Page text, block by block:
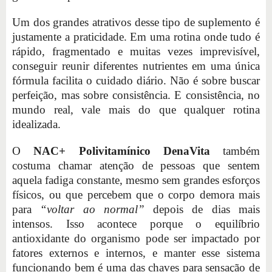
Um dos grandes atrativos desse tipo de suplemento é
justamente a praticidade. Em uma rotina onde tudo é
rápido, fragmentado e muitas vezes imprevisível,
conseguir reunir diferentes nutrientes em uma única
fórmula facilita o cuidado diário. Não é sobre buscar
perfeição, mas sobre consistência. E consistência, no
mundo real, vale mais do que qualquer rotina
idealizada.
ONAC+ Polivitamínico DenaVita também
costuma chamar atenção de pessoas que sentem
aquela fadiga constante, mesmo sem grandes esforços
físicos, ou que percebem que o corpo demora mais
para “voltar ao normal” depois de dias mais
intensos. Isso acontece porque o equilíbrio
antioxidante do organismo pode ser impactado por
fatores externos e internos, e manter esse sistema
funcionando bem é uma das chaves para sensação de